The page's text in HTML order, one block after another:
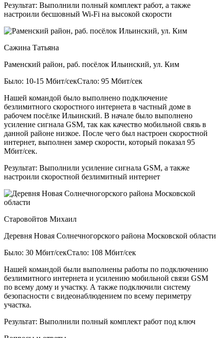
Результат: Выполнили полный комплект работ, а также
настроили бесшовный Wi-Fi на высокой скорости
Сажина Татьяна
Раменский район, раб. посёлок Ильинский, ул. Ким
Было: 10-15 Мбит/секСтало: 95 Мбит/сек
Нашей командой было выполнено подключение
безлимитного скоростного интернета в частный доме в
рабочем посёлке Ильинский. В начале было выполнено
усиление сигнала GSM, так как качество мобильной связь в
данной районе низкое. После чего был настроен скоростной
интернет, выполнен замер скорости, который показал 95
Мбит/сек.
Результат: Выполнили усиление сигнала GSM, а также
настроили скоростной безлимитный интернет
Старовойтов Михаил
Деревня Новая Солнечногорского района Московской области
Было: 30 Мбит/секСтало: 108 Мбит/сек
Нашей командой были выполнены работы по подключению
безлимитного интернета и усилению мобильной связи GSM
по всему дому и участку. А также подключили систему
безопасности с видеонаблюдением по всему периметру
участка.
Результат: Выполнили полный комплект работ под ключ